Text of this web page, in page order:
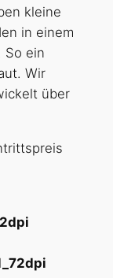
kleine
in einem
So ein
Wir
über